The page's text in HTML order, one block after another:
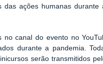
ações humanas
no canal do evento no
durante a pandemia.
serão transmitidos